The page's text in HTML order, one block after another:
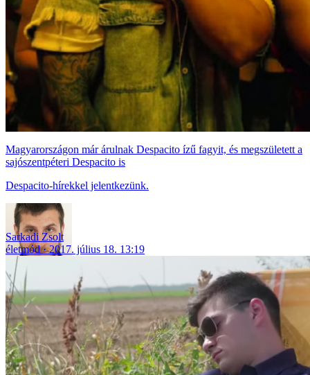
Magyarországon már árulnak Despacito ízű fagyit, és megszületett a
sajószentpéteri Despacito is
Despacito-hírekkel jelentkezünk.
Sarkadi Zsolt
életmód
2017. július 18. 13:19